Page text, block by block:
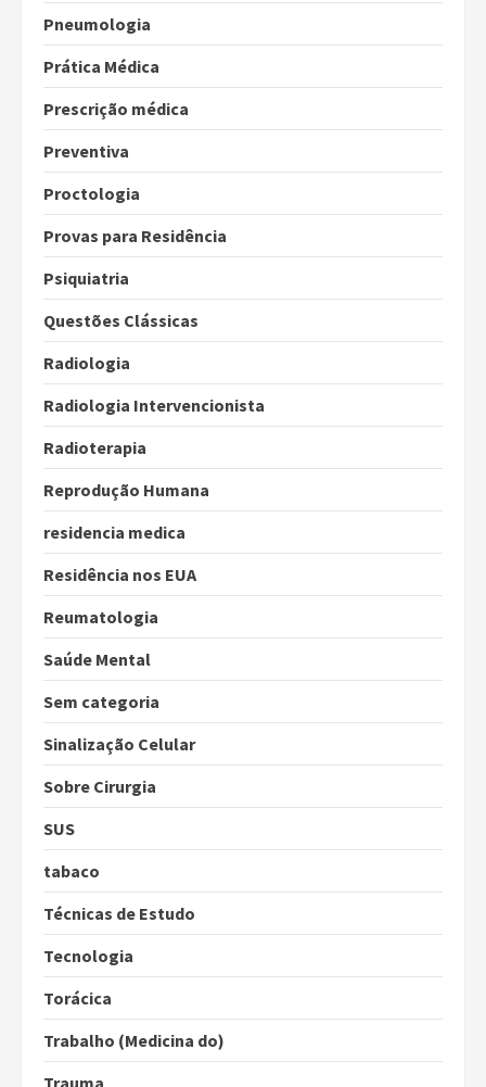
Pneumologia
Prática Médica
Prescrição médica
Preventiva
Proctologia
Provas para Residência
Psiquiatria
Questões Clássicas
Radiologia
Radiologia Intervencionista
Radioterapia
Reprodução Humana
residencia medica
Residência nos EUA
Reumatologia
Saúde Mental
Sem categoria
Sinalização Celular
Sobre Cirurgia
SUS
tabaco
Técnicas de Estudo
Tecnologia
Torácica
Trabalho (Medicina do)